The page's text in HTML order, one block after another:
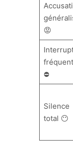
😡
⛔
Silence
total 😶